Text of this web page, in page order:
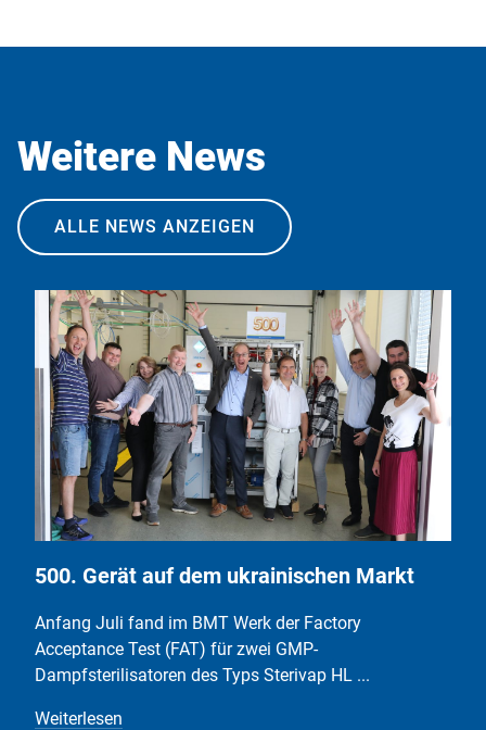
Weitere News
ALLE NEWS ANZEIGEN
500. Gerät auf dem ukrainischen Markt
Anfang Juli fand im BMT Werk der Factory
Acceptance Test (FAT) für zwei GMP-
Dampfsterilisatoren des Typs Sterivap HL ...
Weiterlesen